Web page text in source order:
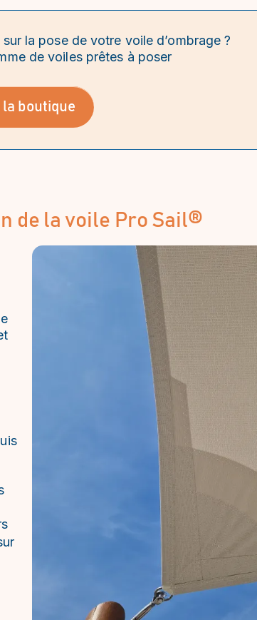
la pose de votre voile d’ombrage ?
de voiles prêtes à poser
la boutique
de la voile Pro Sail®